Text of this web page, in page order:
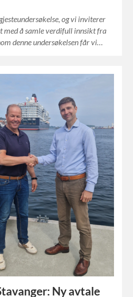
og vi inviterer
med å samle verdifull innsikt fra
denne undersøkelsen får vi…
Ny avtale